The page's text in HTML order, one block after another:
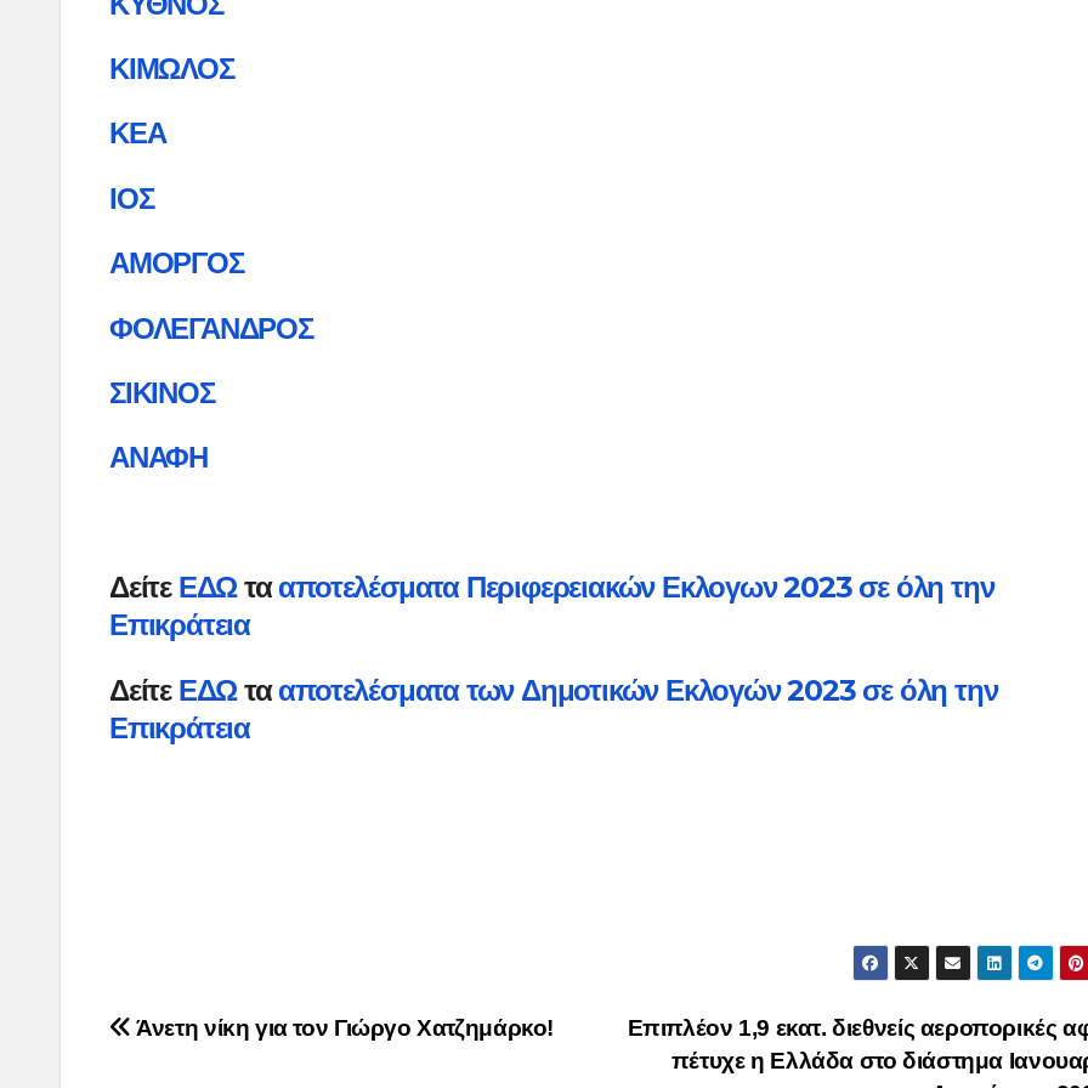
ΚΙΜΩΛΟΣ
ΚΕΑ
ΙΟΣ
ΑΜΟΡΓΟΣ
ΦΟΛΕΓΑΝΔΡΟΣ
ΣΙΚΙΝΟΣ
ΑΝΑΦΗ
Δείτε ΕΔΩτααποτελέσματα Περιφερειακών Εκλογων 2023 σε όλη την
Επικράτεια
Δείτε ΕΔΩτααποτελέσματα των Δημοτικών Εκλογών 2023 σε όλη την
Επικράτεια
Post
Επιπλέον 1,9 εκατ. διεθνείς αεροπορικές
πέτυχε η Ελλάδα στο διάστημα
Άνετη νίκη για τον Γιώργο Χατζημάρκο!